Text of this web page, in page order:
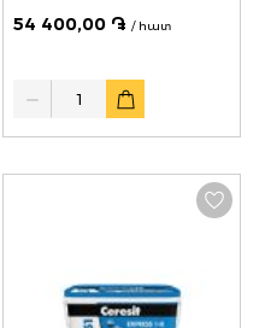
54 400,00 ֏ / հատ
Quantity